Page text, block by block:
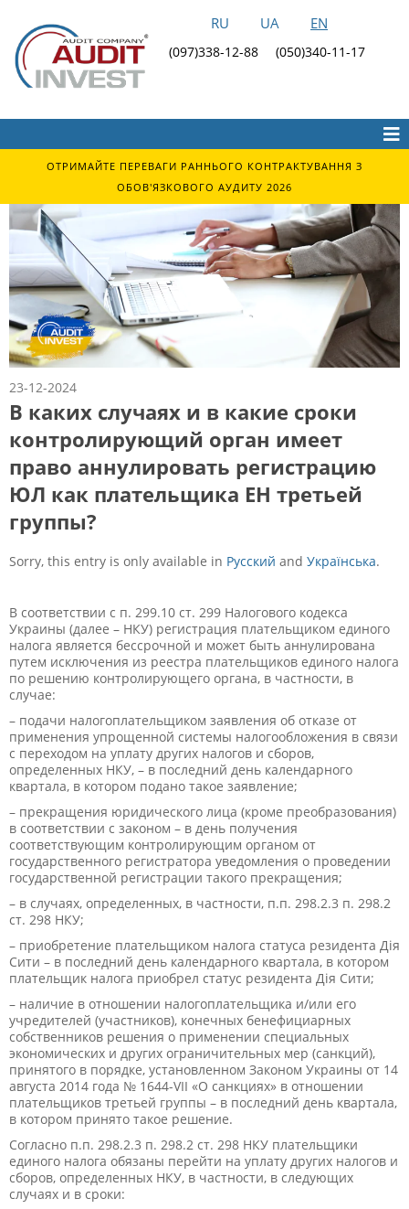
RU UA EN
(097)338-12-88 (050)340-11-17
ОТРИМАЙТЕ ПЕРЕВАГИ РАННЬОГО КОНТРАКТУВАННЯ З
ОБОВ'ЯЗКОВОГО АУДИТУ 2026
23-12-2024
В каких случаях и в какие сроки
контролирующий орган имеет
право аннулировать регистрацию
ЮЛ как плательщика ЕН третьей
группы?
Sorry, this entry is only available in Русский and Українська.
В соответствии с п. 299.10 ст. 299 Налогового кодекса
Украины (далее – НКУ) регистрация плательщиком единого
налога является бессрочной и может быть аннулирована
путем исключения из реестра плательщиков единого налога
по решению контролирующего органа, в частности, в
случае:
– подачи налогоплательщиком заявления об отказе от
применения упрощенной системы налогообложения в связи
с переходом на уплату других налогов и сборов,
определенных НКУ, – в последний день календарного
квартала, в котором подано такое заявление;
– прекращения юридического лица (кроме преобразования)
в соответствии с законом – в день получения
соответствующим контролирующим органом от
государственного регистратора уведомления о проведении
государственной регистрации такого прекращения;
– в случаях, определенных, в частности, п.п. 298.2.3 п. 298.2
ст. 298 НКУ;
– приобретение плательщиком налога статуса резидента Дія
Сити – в последний день календарного квартала, в котором
плательщик налога приобрел статус резидента Дія Сити;
– наличие в отношении налогоплательщика и/или его
учредителей (участников), конечных бенефициарных
собственников решения о применении специальных
экономических и других ограничительных мер (санкций),
принятого в порядке, установленном Законом Украины от 14
августа 2014 года № 1644-VIІ «О санкциях» в отношении
плательщиков третьей группы – в последний день квартала,
в котором принято такое решение.
Согласно п.п. 298.2.3 п. 298.2 ст. 298 НКУ плательщики
единого налога обязаны перейти на уплату других налогов и
сборов, определенных НКУ, в частности, в следующих
случаях и в сроки: